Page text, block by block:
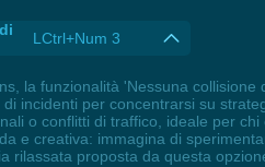
LCtrl+Num 3
la funzionalità 'Nessuna
incidenti per concentrarsi su
o conflitti di traffico, ideale per
e creativa: immagina di
rilassata proposta da questa